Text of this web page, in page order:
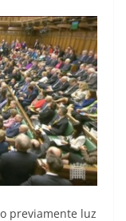
previamente luz